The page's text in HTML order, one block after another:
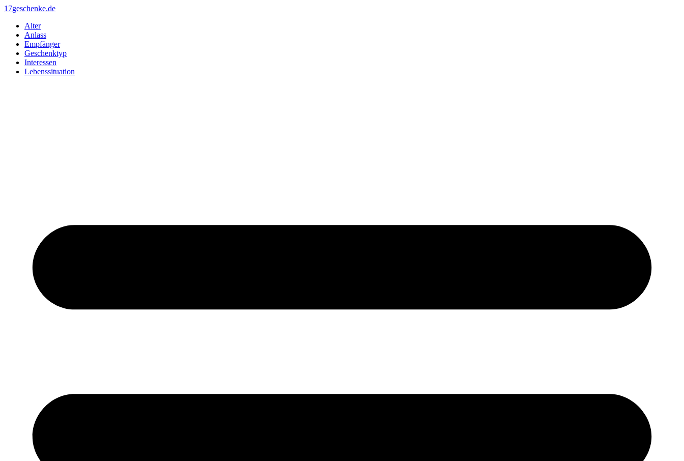
Zum
springen
17geschenke.de
Alter
Anlass
Empfänger
Geschenktyp
Interessen
Lebenssituation